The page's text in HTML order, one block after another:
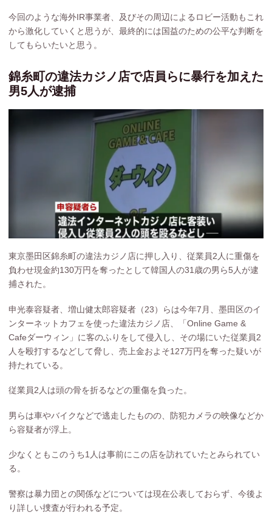
今回のような海外IR事業者、及びその周辺によるロビー活動もこれ
から激化していくと思うが、最終的には国益のための公平な判断を
してもらいたいと思う。
錦糸町の違法カジノ店で店員らに暴行を加えた
男5人が逮捕
東京墨田区錦糸町の違法カジノ店に押し入り、従業員2人に重傷を
負わせ現金約130万円を奪ったとして韓国人の31歳の男ら5人が逮
捕された。
申光泰容疑者、増山健太郎容疑者（23）らは今年7月、墨田区のイ
ンターネットカフェを使った違法カジノ店、「Online Game &
Cafeダーウィン」に客のふりをして侵入し、その場にいた従業員2
人を殴打するなどして脅し、売上金およそ127万円を奪った疑いが
持たれている。
従業員2人は頭の骨を折るなどの重傷を負った。
男らは車やバイクなどで逃走したものの、防犯カメラの映像などか
ら容疑者が浮上。
少なくともこのうち1人は事前にこの店を訪れていたとみられてい
る。
警察は暴力団との関係などについては現在公表しておらず、今後よ
り詳しい捜査が行われる予定。